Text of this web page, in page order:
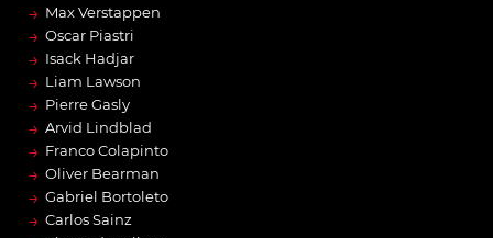
→ Max Verstappen
→ Oscar Piastri
→ Isack Hadjar
→ Liam Lawson
→ Pierre Gasly
→ Arvid Lindblad
→ Franco Colapinto
→ Oliver Bearman
→ Gabriel Bortoleto
→ Carlos Sainz